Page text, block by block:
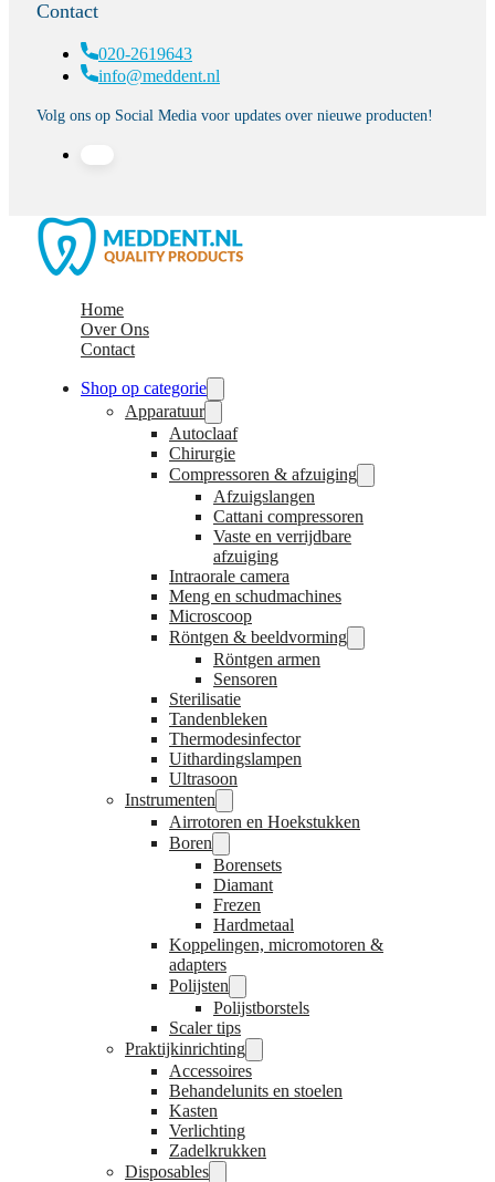
Contact
020-2619643
info@meddent.nl
Volg ons op Social Media voor updates over nieuwe producten!
Home
Over Ons
Contact
Shop op categorie
Apparatuur
Autoclaaf
Chirurgie
Compressoren & afzuiging
Afzuigslangen
Cattani compressoren
Vaste en verrijdbare
afzuiging
Intraorale camera
Meng en schudmachines
Microscoop
Röntgen & beeldvorming
Röntgen armen
Sensoren
Sterilisatie
Tandenbleken
Thermodesinfector
Uithardingslampen
Ultrasoon
Instrumenten
Airrotoren en Hoekstukken
Boren
Borensets
Diamant
Frezen
Hardmetaal
Koppelingen, micromotoren &
adapters
Polijsten
Polijstborstels
Scaler tips
Praktijkinrichting
Accessoires
Behandelunits en stoelen
Kasten
Verlichting
Zadelkrukken
Disposables